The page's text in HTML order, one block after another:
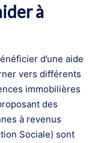
à
d’une aide
vers différents
immobilières
des
à revenus
Sociale) sont